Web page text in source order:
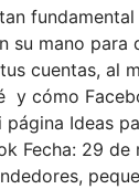
su mano
cuentas, al
cómo
Ideas
Fecha: 29